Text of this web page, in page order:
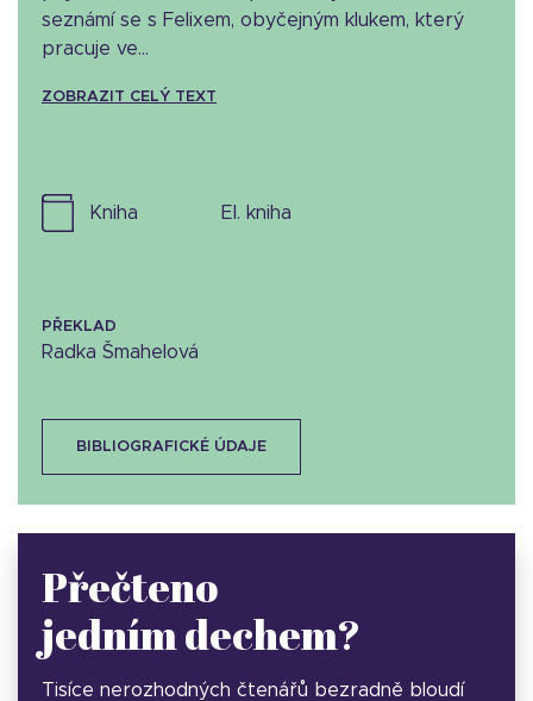
seznámí se s Felixem, obyčejným klukem, který
pracuje ve...
ZOBRAZIT CELÝ TEXT
kniha el. kniha
PŘEKLAD
Radka Šmahelová
BIBLIOGRAFICKÉ ÚDAJE
Přečteno
jedním dechem?
Tisíce nerozhodných čtenářů bezradně bloudí